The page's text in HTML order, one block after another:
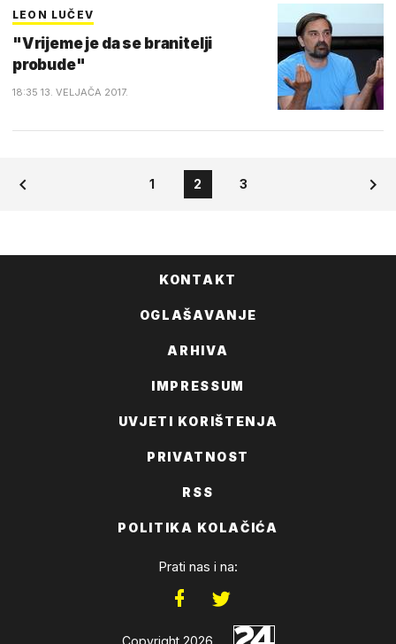
LEON LUČEV
"Vrijeme je da se branitelji
probude"
18:35 13. VELJAČA 2017.
1 2 3
KONTAKT
OGLAŠAVANJE
ARHIVA
IMPRESSUM
UVJETI KORIŠTENJA
PRIVATNOST
RSS
POLITIKA KOLAČIĆA
Prati nas i na:
Copyright 2026.